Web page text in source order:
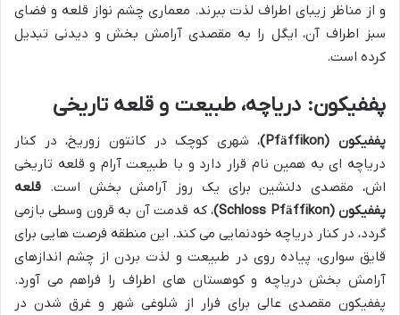
و از مناظر زیبای اطراف لذت ببرند. معماری چشم نواز قلعه و فضای
سبز اطراف آن، ایگل را به مقصدی آرامش بخش و دیدنی تبدیل
کرده است.
پففیکون: دریاچه، طبیعت و قلعه تاریخی
پففیکون (Pfäffikon)
، شهری کوچک در کانتون زوریخ، در کنار
دریاچه ای به همین نام قرار دارد و با طبیعت آرام و قلعه تاریخی
اش، مقصدی دلنشین برای یک روز آرامش بخش است. قلعه
پففیکون (Schloss Pfäffikon)
، که قدمت آن به قرون وسطی بازمی
گردد، در کنار دریاچه خودنمایی می کند. این منطقه فرصت هایی برای
قایق سواری، پیاده روی در طبیعت و لذت بردن از چشم اندازهای
آرامش بخش دریاچه و کوهستان های اطراف را فراهم می آورد.
پففیکون مقصدی عالی برای فرار از شلوغی شهر و غرق شدن در